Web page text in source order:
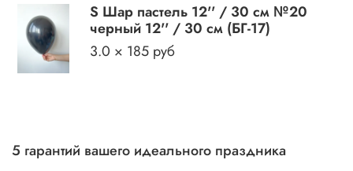
S Шар пастель 12'' / 30 см №20
черный 12'' / 30 см (БГ-17)
3.0 × 185 руб
5 гарантий вашего идеального праздника